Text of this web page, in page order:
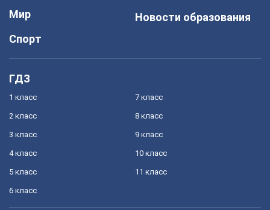
Мир
Спорт
Новости образования
ГДЗ
1 класс
2 класс
3 класс
4 класс
5 класс
6 класс
7 класс
8 класс
9 класс
10 класс
11 класс